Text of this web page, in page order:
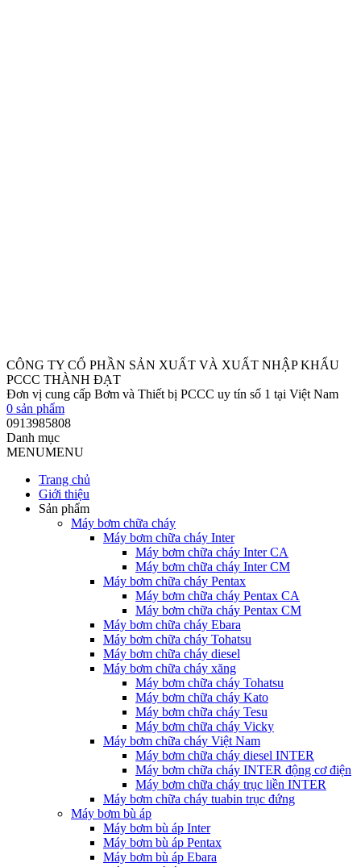
CÔNG TY CỔ PHẦN SẢN XUẤT VÀ XUẤT NHẬP KHẨU
PCCC THÀNH ĐẠT
Đơn vị cung cấp Bơm và Thiết bị PCCC uy tín số 1 tại Việt Nam
0 sản phẩm
0913985808
Danh mục
MENUMENU
Trang chủ
Giới thiệu
Sản phẩm
Máy bơm chữa cháy
Máy bơm chữa cháy Inter
Máy bơm chữa cháy Inter CA
Máy bơm chữa cháy Inter CM
Máy bơm chữa cháy Pentax
Máy bơm chữa cháy Pentax CA
Máy bơm chữa cháy Pentax CM
Máy bơm chữa cháy Ebara
Máy bơm chữa cháy Tohatsu
Máy bơm chữa cháy diesel
Máy bơm chữa cháy xăng
Máy bơm chữa cháy Tohatsu
Máy bơm chữa cháy Kato
Máy bơm chữa cháy Tesu
Máy bơm chữa cháy Vicky
Máy bơm chữa cháy Việt Nam
Máy bơm chữa cháy diesel INTER
Máy bơm chữa cháy INTER động cơ điện
Máy bơm chữa cháy trục liền INTER
Máy bơm chữa cháy tuabin trục đứng
Máy bơm bù áp
Máy bơm bù áp Inter
Máy bơm bù áp Pentax
Máy bơm bù áp Ebara